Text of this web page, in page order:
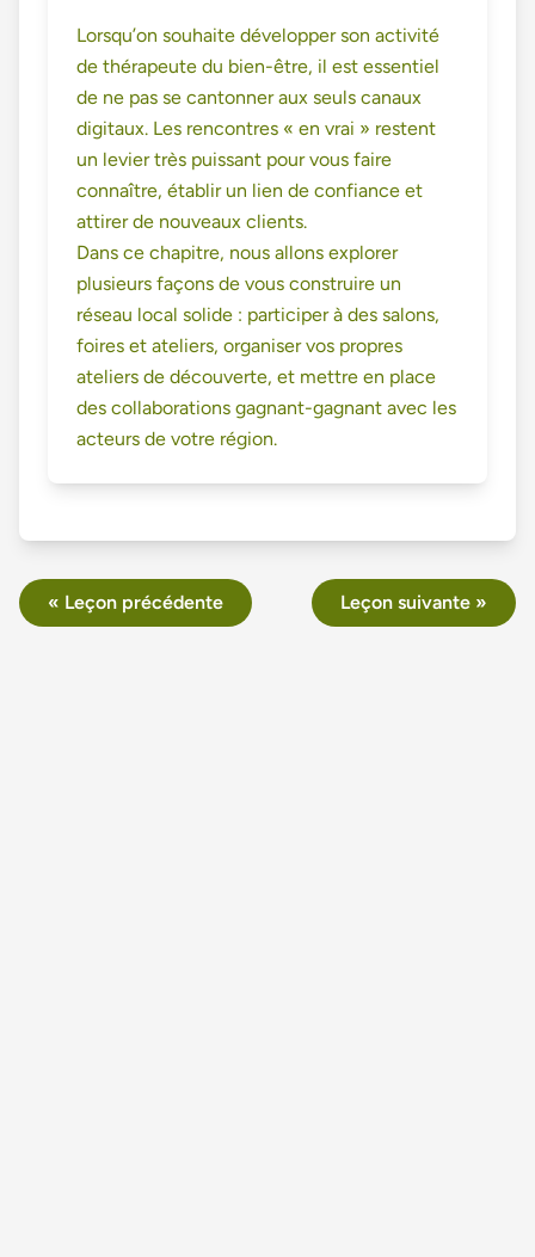
Lorsqu’on souhaite développer son activité
de thérapeute du bien-être, il est essentiel
de ne pas se cantonner aux seuls canaux
digitaux. Les rencontres « en vrai » restent
un levier très puissant pour vous faire
connaître, établir un lien de confiance et
attirer de nouveaux clients.
Dans ce chapitre, nous allons explorer
plusieurs façons de vous construire un
réseau local solide : participer à des salons,
foires et ateliers, organiser vos propres
ateliers de découverte, et mettre en place
des collaborations gagnant-gagnant avec les
acteurs de votre région.
« Leçon précédente Leçon suivante »